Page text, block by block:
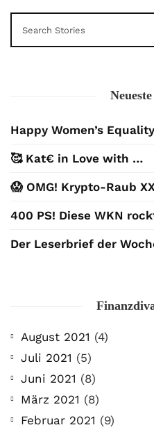
Happy Women’s
🥰 Kat€ in Love with …
😱 OMG! Krypto-Raub
400 PS! Diese WKN
Der Leserbrief der
August 2021 (4)
Juli 2021 (5)
Juni 2021 (8)
März 2021 (8)
Februar 2021 (9)